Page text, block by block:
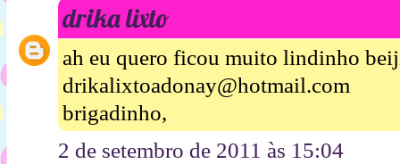
drika lixto
ah eu quero ficou muito lindinho
drikalixtoadonay@hotmail.com
brigadinho,
2 de setembro de 2011 às 15:04